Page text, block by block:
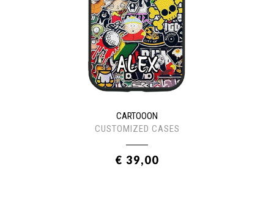
CARTOOON
CUSTOMIZED CASES
€ 39,00